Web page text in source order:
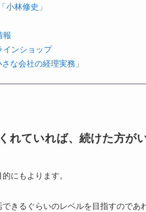
小林修史」
報
インショップ
な会社の経理実務」
れていれば、続けた方が
にもよります。
きるぐらいのレベルを目指すので